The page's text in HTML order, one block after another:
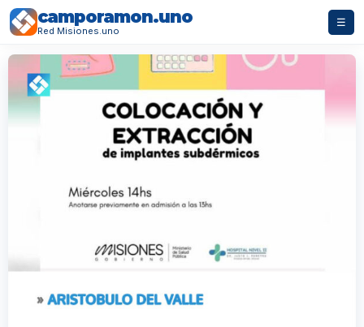
camporamon.uno
Red Misiones.uno
☰